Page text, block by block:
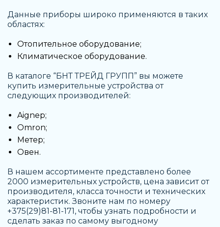
Данные приборы широко применяются в таких
областях:
Отопительное оборудование;
Климатическое оборудование.
В каталоге “БНТ ТРЕЙД ГРУПП” вы можете
купить измерительные устройства от
следующих производителей:
Aignep;
Omron;
Метер;
Овен.
В нашем ассортименте представлено более
2000 измерительных устройств, цена зависит от
производителя, класса точности и технических
характеристик. Звоните нам по номеру
+375(29)81-81-171, чтобы узнать подробности и
сделать заказ по самому выгодному